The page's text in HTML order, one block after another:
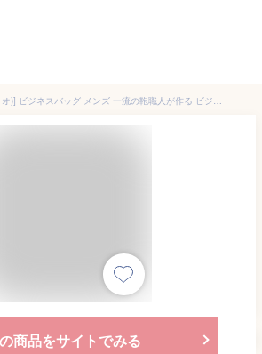
[GLEVIO(グレヴィオ)] ビジネスバッグ メンズ 一流の鞄職人が作る ビジネストートバッグ B4 ネイビー
商品をサイトでみる